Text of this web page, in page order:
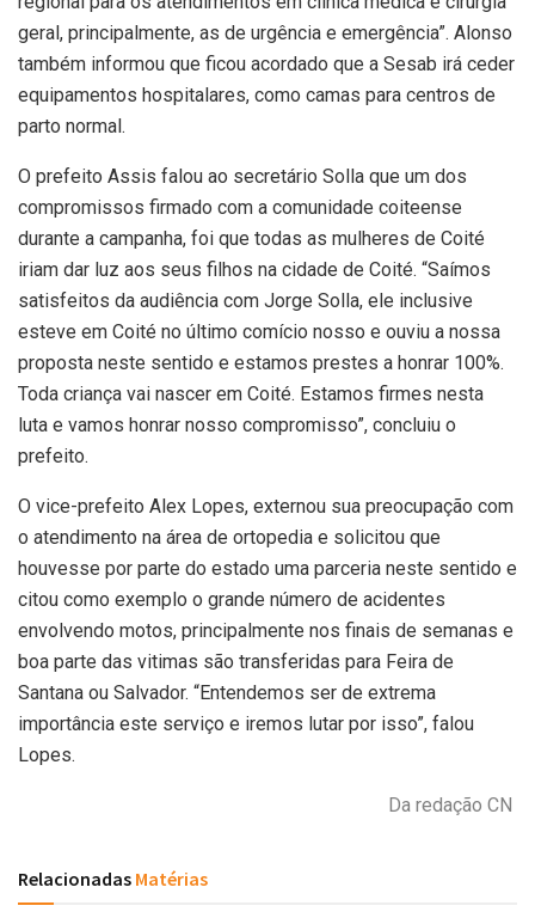
geral, principalmente, as de urgência e emergência”. Alonso
também informou que ficou acordado que a Sesab irá ceder
equipamentos hospitalares, como camas para centros de
parto normal.
O prefeito Assis falou ao secretário Solla que um dos
compromissos firmado com a comunidade coiteense
durante a campanha, foi que todas as mulheres de Coité
iriam dar luz aos seus filhos na cidade de Coité. “Saímos
satisfeitos da audiência com Jorge Solla, ele inclusive
esteve em Coité no último comício nosso e ouviu a nossa
proposta neste sentido e estamos prestes a honrar 100%.
Toda criança vai nascer em Coité. Estamos firmes nesta
luta e vamos honrar nosso compromisso”, concluiu o
prefeito.
O vice-prefeito Alex Lopes, externou sua preocupação com
o atendimento na área de ortopedia e solicitou que
houvesse por parte do estado uma parceria neste sentido e
citou como exemplo o grande número de acidentes
envolvendo motos, principalmente nos finais de semanas e
boa parte das vitimas são transferidas para Feira de
Santana ou Salvador. “Entendemos ser de extrema
importância este serviço e iremos lutar por isso”, falou
Lopes.
Da redação CN
Relacionadas Matérias